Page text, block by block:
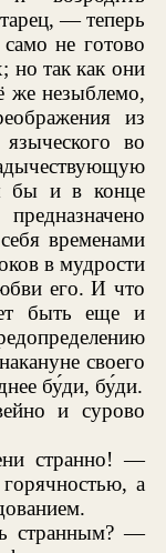
— теперь
не готово
но так как они
же незыблемо,
из
во
бы и в конце
временами
в мудрости
его. И что
быть еще и
своего
бу́ди, бу́ди.
и сурово
странно! —
а
странным? —